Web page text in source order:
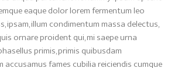
eaque dolor lorem fermentum leo
ipsam, illum condimentum massa delectus,
ornare proident qui, mi saepe urna
primis, primis quibusdam
fames cubilia reiciendis cumque